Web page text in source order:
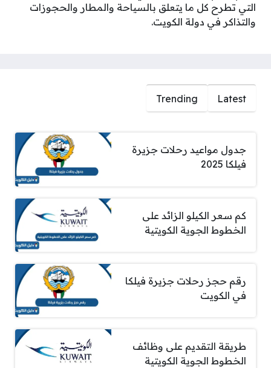
التي تطرح كل ما يتعلق بالسياحة والمطار والحجوزات
والتذاكر في دولة الكويت.
Latest
Trending
جدول مواعيد رحلات جزيرة
فيلكا 2025
كم سعر الكيلو الزائد على
الخطوط الجوية الكويتية
رقم حجز رحلات جزيرة فيلكا
في الكويت
طريقة التقديم على وظائف
الخطوط الجوية الكويتية